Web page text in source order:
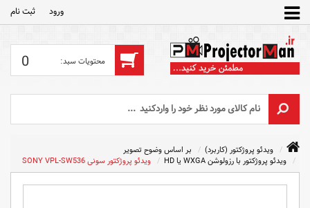
ورود ثبت‌ نام
0
ویدئو پروژکتور (کاربرد)
بر اساس وضوح تصویر
ویدئو پروژکتور با رزولوشن WXGA یا HD
ویدئو پروژکتور سونی SONY VPL-SW536